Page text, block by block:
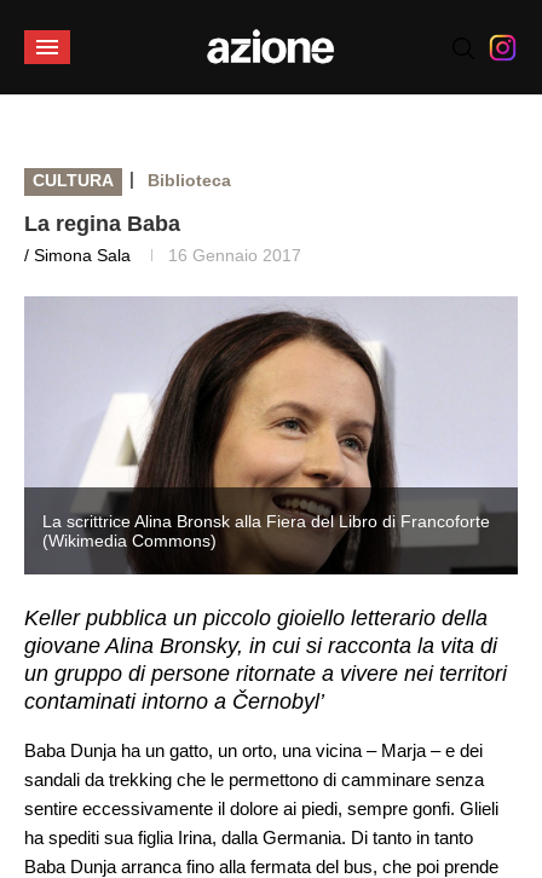
CULTURA | Biblioteca
La regina Baba
/ Simona Sala 16 Gennaio 2017
La scrittrice Alina Bronsk alla Fiera del Libro di Francoforte
(Wikimedia Commons)
Keller pubblica un piccolo gioiello letterario della
giovane Alina Bronsky, in cui si racconta la vita di
un gruppo di persone ritornate a vivere nei territori
contaminati intorno a Černobyl’
Baba Dunja ha un gatto, un orto, una vicina – Marja – e dei
sandali da trekking che le permettono di camminare senza
sentire eccessivamente il dolore ai piedi, sempre gonfi. Glieli
ha spediti sua figlia Irina, dalla Germania. Di tanto in tanto
Baba Dunja arranca fino alla fermata del bus, che poi prende